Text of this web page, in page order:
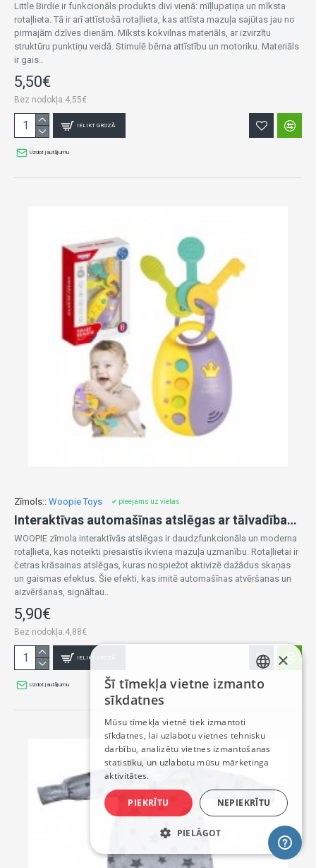
Little Birdie ir funkcionāls produkts divi vienā: mīļlupatiņa un mīksta
rotaļlieta. Tā ir arī attīstošā rotaļlieta, kas attīsta mazuļa sajūtas jau no
pirmajām dzīves dienām. Mīksts kokvilnas materiāls, ar izvirzītu
struktūru punktiņu veidā. Stimulē bērna attīstību un motoriku. Materiāls
ir gais..
5,50€
Bez nodokļa:4,55€
IELIKT GROZĀ
Uzdot jautājumu
Zīmols:: Woopie Toys ✔ pieejams uz vietas
Interaktīvas automašīnas atslēgas ar tālvadības pulti 2-in-1 47665
WOOPIE zīmola interaktīvās atslēgas ir daudzfunkcionāla un moderna
rotaļlieta, kas noteikti piesaistīs ikviena mazuļa uzmanību. Rotaļlietai ir
četras krāsainas atslēgas, kuras nospiežot aktivizē dažādus skaņas
un gaismas efektus. Šie efekti, kas imitē automašīnas atvēršanas un
aizvēršanas, signāltau..
5,90€
Bez nodokļa:4,88€
IELIKT GROZĀ
Uzdot jautājumu LATVIAN
ENGLISH
×
Šī tīmekļa vietne izmanto
sīkdatnes
Mūsu tīmekļa vietnē tiek izmantoti
sīkdatnes, lai uzlabotu vietnes tehnisku
darbību, analizētu vietnes izmantošanas
statistiku, un uzlabotu mūsu mārketinga
aktivitātes.
PIEKRĪTU NEPIEKRĪTU
PIELĀGOT